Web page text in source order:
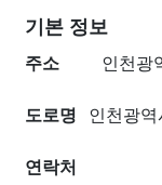
기본 정보
주소
인천광
도로명 인천광
연락처